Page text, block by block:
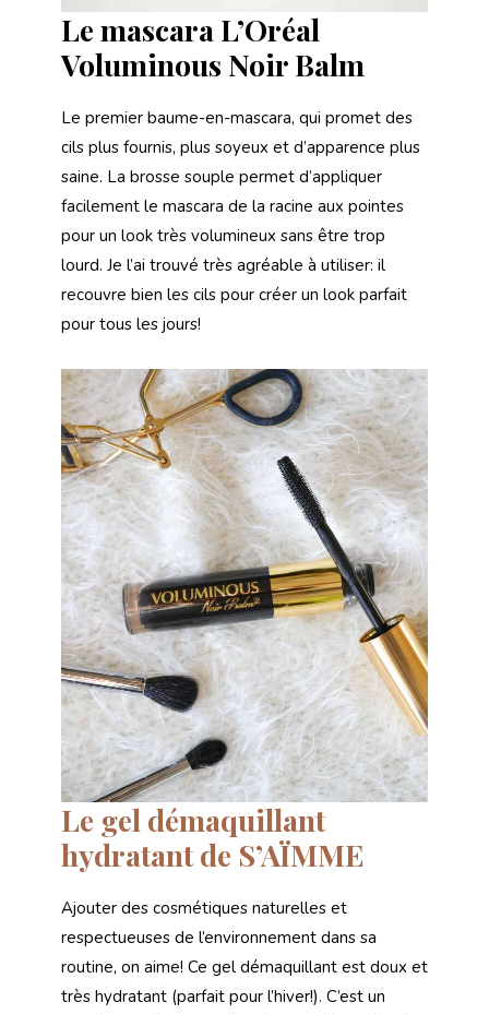
Le mascara L’Oréal
Voluminous Noir Balm
Le premier baume-en-mascara, qui promet des
cils plus fournis, plus soyeux et d’apparence plus
saine. La brosse souple permet d’appliquer
facilement le mascara de la racine aux pointes
pour un look très volumineux sans être trop
lourd. Je l’ai trouvé très agréable à utiliser: il
recouvre bien les cils pour créer un look parfait
pour tous les jours!
Le gel démaquillant
hydratant de S’AÏMME
Ajouter des cosmétiques naturelles et
respectueuses de l’environnement dans sa
routine, on aime! Ce gel démaquillant est doux et
très hydratant (parfait pour l’hiver!). C’est un